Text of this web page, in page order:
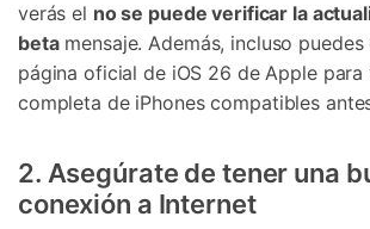
verás el no se puede verificar la
betamensaje. Además, incluso puedes
página oficial de iOS 26 de Apple para
completa de iPhones compatibles
2. Asegúrate de tener una
conexión a Internet